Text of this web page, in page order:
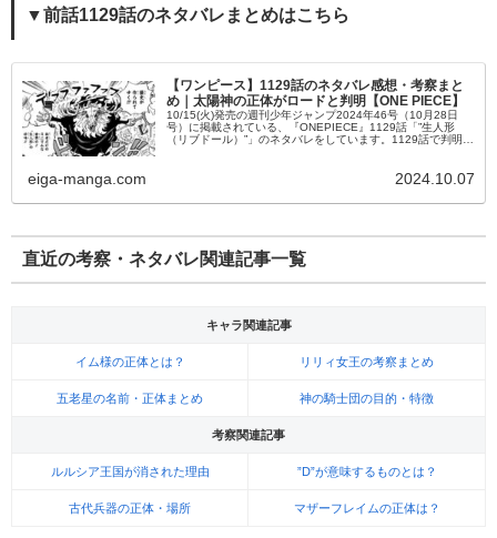
▼前話1129話のネタバレまとめはこちら
【ワンピース】1129話のネタバレ感想・考察まと
め｜太陽神の正体がロードと判明【ONE PIECE】
10/15(火)発売の週刊少年ジャンプ2024年46号（10月28日
号）に掲載されている、『ONEPIECE』1129話「”生人形
（リブドール）”」のネタバレをしています。1129話で判明し
eiga-manga.com 2024.10.07
直近の考察・ネタバレ関連記事一覧
キャラ関連記事
イム様の正体とは？ リリィ女王の考察まとめ
五老星の名前・正体まとめ 神の騎士団の目的・特徴
考察関連記事
ルルシア王国が消された理由 ”D”が意味するものとは？
古代兵器の正体・場所 マザーフレイムの正体は？